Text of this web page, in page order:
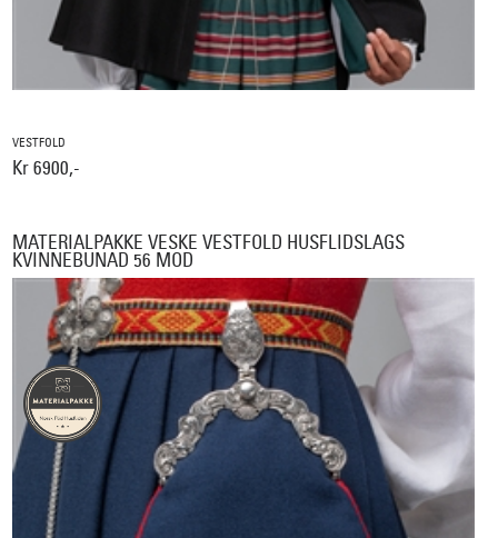
VESTFOLD
Kr 6900,-
MATERIALPAKKE VESKE VESTFOLD HUSFLIDSLAGS
KVINNEBUNAD 56 MOD